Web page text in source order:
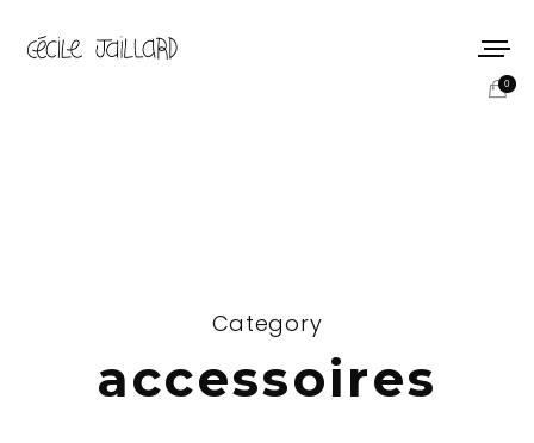
0
Category
accessoires